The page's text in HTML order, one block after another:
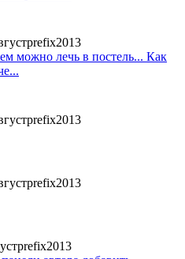
можно лечь в постель... Как